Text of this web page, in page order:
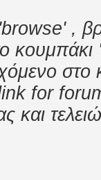
,
στο
for
και